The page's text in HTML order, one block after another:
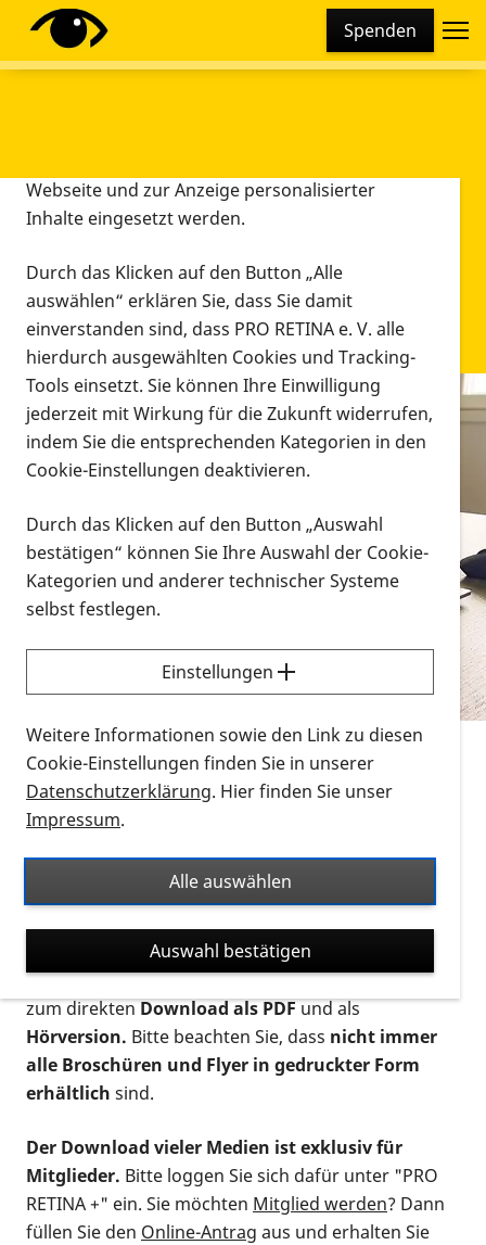
Spenden
Infomaterial
Infomaterial
Vorlesen
Alle Infomaterialien in verschiedenen
Formaten an einem Ort
Sie möchten wissen, wie Sie nach Infonmaterial
suchen und dieses bestellen bzw. herunterladen
können? Schauen Sie sich dieErklärvideos zum
Thema Infomaterial auf der PRO RETINA-Website
für blinde und sehbehinderte Menschen an.
Auf dieser Seite finden Sie sämtliches Infomaterial
Ort. Nutzen Sie den Formatfilter, um ausschließlich
nach Flyern und Broschüren, Audios oder Videos zu
suchen. Die meisten Flyer und Broschüren werden in
verschiedenen Formaten angeboten: zur
postalischen Bestellung als gedruckte Variante
zum direktenDownload als PDFund als
Hörversion. Bitte beachten Sie, dass nicht immer
alle Broschüren und Flyer in gedruckter Form
erhältlich sind.
Der Download vieler Medien ist exklusiv für
Mitglieder. Bitte loggen Sie sich dafür unter "PRO
RETINA +" ein. Sie möchten Mitglied werden? Dann
füllen Sie den Online-Antrag aus und erhalten Sie
Diese Webseite setzt verschiedene Cookies und
Tracking-Tools ein. Dies beinhaltet Cookies und
Webseite und zur Anzeige personalisierter
Inhalte eingesetzt werden.
Durch das Klicken auf den Button „Alle
auswählen“ erklären Sie, dass Sie damit
einverstanden sind, dass PRO RETINA e. V. alle
hierdurch ausgewählten Cookies und Tracking-
Tools einsetzt. Sie können Ihre Einwilligung
jederzeit mit Wirkung für die Zukunft widerrufen,
indem Sie die entsprechenden Kategorien in den
Cookie-Einstellungen deaktivieren.
Durch das Klicken auf den Button „Auswahl
bestätigen“ können Sie Ihre Auswahl der Cookie-
Kategorien und anderer technischer Systeme
selbst festlegen.
Einstellungen
Weitere Informationen sowie den Link zu diesen
Cookie-Einstellungen finden Sie in unserer
Datenschutzerklärung. Hier finden Sie unser
Impressum.
Alle auswählen
Auswahl bestätigen